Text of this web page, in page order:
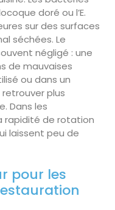
doré ou l’E.
sur des surfaces
séchées. Le
négligé : une
de mauvaises
ou dans un
plus
Dans les
rapidité de rotation
laissent peu de
pour les